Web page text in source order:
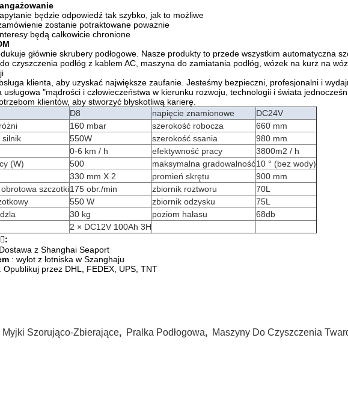
będzie odpowiedź tak szybko, jak to możliwe
zostanie potraktowane poważnie
będą całkowicie chronione
głównie skrubery podłogowe. Nasze produkty to przede wszystkim automatyczna
czyszczenia podłóg z kablem AC, maszyna do zamiatania podłóg, wózek na kurz na
klienta, aby uzyskać największe zaufanie. Jesteśmy bezpieczni, profesjonalni i
usługowa "mądrości i człowieczeństwa w kierunku rozwoju, technologii i świata
klientów, aby stworzyć błyskotliwą karierę.
D8 napięcie znamionowe
DC24V
160 mbar szerokość robocza
660 mm
silnik
550W szerokość ssania
980 mm
0-6 km / h efektywność pracy
3800m2 / h
(W)
500 maksymalna gradowalność10 ° (bez wody)
330 mm X 2 promień skrętu
900 mm
szczotki175 obr./min zbiornik roztworu
70L
550 W zbiornik odzysku
75L
30 kg poziom hałasu
68db
2 × DC12V 100Ah 3H
z Shanghai Seaport
: wylot z lotniska w Szanghaju
: Opublikuj przez DHL, FEDEX, UPS, TNT
Myjki Szorująco-Zbierające, Pralka Podłogowa, Maszyny Do Czyszczenia